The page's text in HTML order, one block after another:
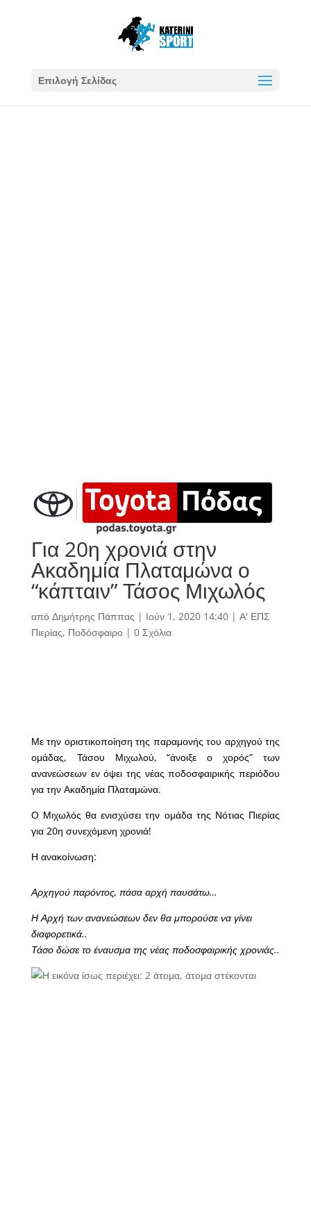
Επιλογή Σελίδας
Για 20η χρονιά στην
Ακαδημία Πλαταμώνα ο
“κάπταιν” Τάσος Μιχωλός
από Δημήτρης Πάππας | Ιούν 1, 2020 14:40| Α' ΕΠΣ
Πιερίας, Ποδόσφαιρο| 0 Σχόλια
Με την οριστικοποίηση της παραμονής του αρχηγού της
ομάδας, Τάσου Μιχωλού, “άνοιξε ο χορός” των
ανανεώσεων εν όψει της νέας ποδοσφαιρικής περιόδου
για την Ακαδημία Πλαταμώνα.
Ο Μιχωλός θα ενισχύσει την ομάδα της Νότιας Πιερίας
για 20η συνεχόμενη χρονιά!
Η ανακοίνωση:
Αρχηγού παρόντος, πάσα αρχή παυσάτω…
Η Αρχή των ανανεώσεων δεν θα μπορούσε να γίνει
διαφορετικά..
Τάσο δώσε το έναυσμα της νέας ποδοσφαιρικής χρονιάς..